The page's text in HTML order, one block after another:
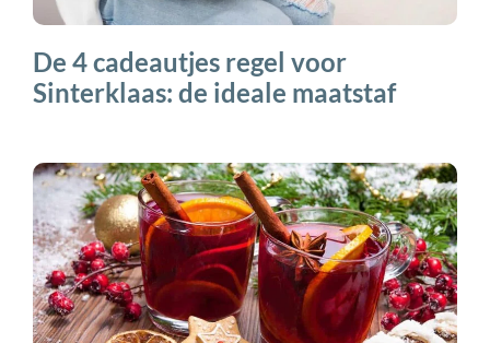
De 4 cadeautjes regel voor
Sinterklaas: de ideale maatstaf